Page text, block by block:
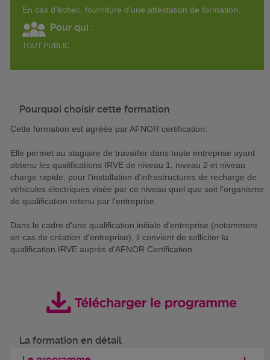
En cas d'échec, fourniture d'une attestation de formation.
Pour qui :
TOUT PUBLIC
Pourquoi choisir cette formation
Cette formation est agréée par AFNOR certification.
Elle permet au stagiaire de travailler dans toute entreprise ayant
obtenu les qualifications IRVE de niveau 1, niveau 2 et niveau
charge rapide, pour l’installation d'infrastructures de recharge de
véhicules électriques visée par ce niveau quel que soit l'organisme
de qualification retenu par l'entreprise.
Dans le cadre d'une qualification initiale d'entreprise (notamment
en cas de création d'entreprise), il convient de solliciter la
qualification IRVE auprès d'AFNOR Certification.
La formation en détail